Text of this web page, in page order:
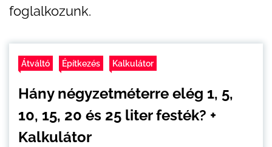
foglalkozunk.
Átváltó Építkezés Kalkulátor
Hány négyzetméterre elég 1, 5,
10, 15, 20 és 25 liter festék? +
Kalkulátor